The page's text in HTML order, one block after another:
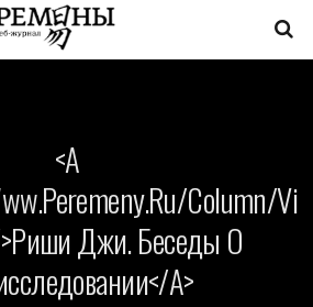
<a
column/vi
Джи. Беседы О
a>